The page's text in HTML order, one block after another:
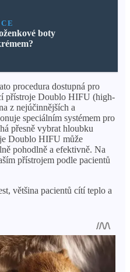
boty
procedura dostupná pro
přístroje Doublo HIFU (high-
z nejúčinnějších a
speciálním systémem pro
přesně vybrat hloubku
Doublo HIFU může
pohodlně a efektivně. Na
přístrojem podle pacientů
většina pacientů cítí teplo a